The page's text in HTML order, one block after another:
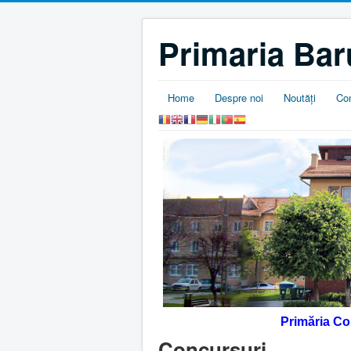
Primaria
Home Despre noi Noutăţi
Primăria